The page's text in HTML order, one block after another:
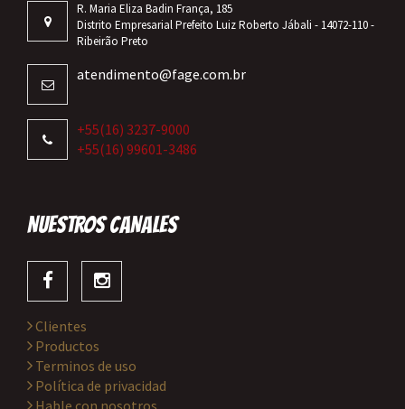
R. Maria Eliza Badin França, 185
Distrito Empresarial Prefeito Luiz Roberto Jábali - 14072-110 -
Ribeirão Preto
atendimento@fage.com.br
+55(16) 3237-9000
+55(16) 99601-3486
NUESTROS CANALES
Clientes
Productos
Terminos de uso
Política de privacidad
Hable con nosotros